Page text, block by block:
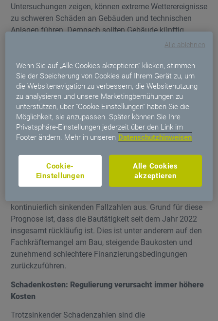
Untersuchungen zeigen, können extreme Wetterereignisse
zu schweren Schäden an Gebäuden und technischen
Anlagen führen. Demnach sollten Gebäude künftig
einfacher und robuster gebaut werden, damit sie auch
oder zumindest reduziert werden.
Anzahl der Schadenfälle: leichter Rückgang seit 2019
In den Jahren 2015 bis 2018 haben sich die Schadenfälle
bei der VHV Allgemeine stabilisiert, seit 2019 ist ein
leichter Rückgang erkennbar (siehe Grafik 2).Mögliche
Ursachen sind eine verbesserte Schadenprävention auf
hat, Schadenbeseitigung durch die Versicherungsnehmer
(ohne Schadenmeldung) sowie die Erhöhung des
Selbstbehaltsbei stark schadenbelasteten Verträgen. Für
kontinuierlich sinkenden Fallzahlen aus. Grund für diese
Prognose ist, dass die Bautätigkeit seit dem Jahr 2022
insgesamt rückläufig ist. Dies ist unter anderem auf den
Fachkräftemangel am Bau, steigende Baukosten und
zunehmend schlechtere Finanzierungsbedingungen
zurückzuführen.
Schadenkosten: Regulierung verursacht immer höhere
Kosten
Trotzsinkender Schadenzahlen sind die
Wenn Sie auf „Alle Cookies akzeptieren“ klicken, stimmen
Sie der Speicherung von Cookies auf Ihrem Gerät zu, um
die Websitenavigation zu verbessern, die Websitenutzung
zu analysieren und unsere Marketingbemühungen zu
unterstützen, über "Cookie Einstellungen" haben Sie die
Möglichkeit, sie anzupassen. Später können Sie Ihre
Privatsphäre-Einstellungen jederzeit über den Link im
Footer ändern. Mehr in unseren Datenschutzhinweisen
Alle Cookies
akzeptieren
Cookie-
Einstellungen
Alle ablehnen